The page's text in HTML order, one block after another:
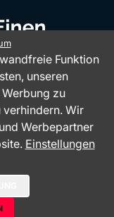
Funktion
unseren
zu
verhindern. Wir
Werbepartner
Einstellungen